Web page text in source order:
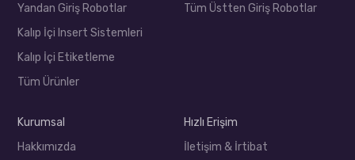
Yandan Giriş Robotlar
Kalıp İçi Insert Sistemleri
Kalıp İçi Etiketleme
Tüm Ürünler
Tüm Üstten Giriş Robotlar
Kurumsal
Hakkımızda
Hızlı Erişim
İletişim & İrtibat